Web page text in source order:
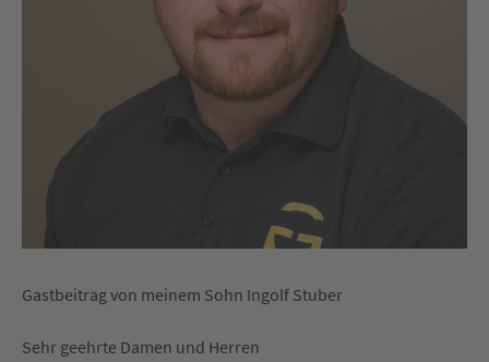
Gastbeitrag von meinem Sohn Ingolf Stuber
Sehr geehrte Damen und Herren